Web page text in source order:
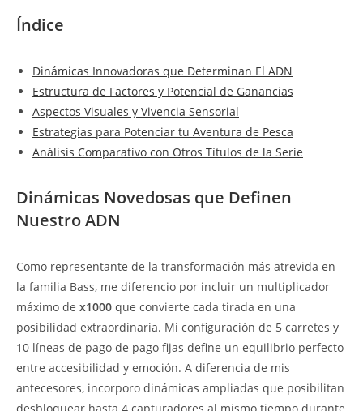
Índice
Dinámicas Innovadoras que Determinan El ADN
Estructura de Factores y Potencial de Ganancias
Aspectos Visuales y Vivencia Sensorial
Estrategias para Potenciar tu Aventura de Pesca
Análisis Comparativo con Otros Títulos de la Serie
Dinámicas Novedosas que Definen
Nuestro ADN
Como representante de la transformación más atrevida en
la familia Bass, me diferencio por incluir un multiplicador
máximo de x1000 que convierte cada tirada en una
posibilidad extraordinaria. Mi configuración de 5 carretes y
10 líneas de pago de pago fijas define un equilibrio perfecto
entre accesibilidad y emoción. A diferencia de mis
antecesores, incorporo dinámicas ampliadas que posibilitan